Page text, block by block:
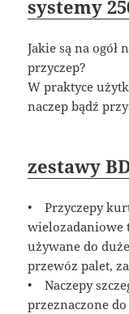
systemy
Jakie są na ogół
przyczep?
W praktyce
naczep bądź
zestawy
• Przyczepy
wielozadaniowe
używane do
przewóz palet,
• Naczepy
przeznaczone